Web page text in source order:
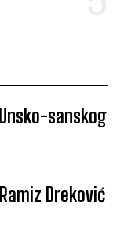
sanskog
Dreković